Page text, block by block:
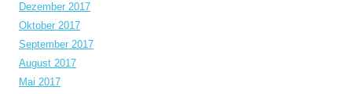
Dezember 2017
Oktober 2017
September 2017
August 2017
Mai 2017